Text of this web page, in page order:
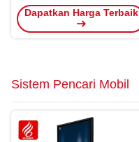
Guidance Software
Dapatkan Harga Terbaik
Sistem Pencari Mobil